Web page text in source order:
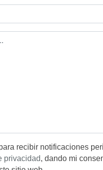
recibir notificaciones
privacidad, dando mi